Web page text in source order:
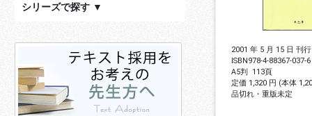
シリーズで探す ▼
2001 年 5 月 15 日 刊行
ISBN978-4-88367-037-6
A5判 113頁
定価 1,320 円 (本体
品切れ・重版未定